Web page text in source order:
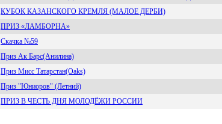
КУБОК КАЗАНСКОГО КРЕМЛЯ (МАЛОЕ ДЕРБИ)
ПРИЗ «ЛАМБОРНА»
Скачка №59
Приз Ак Барс(Анилина)
Приз Мисс Татарстан(Oaks)
Приз "Юниоров" (Летний)
ПРИЗ В ЧЕСТЬ ДНЯ МОЛОДЁЖИ РОССИИ